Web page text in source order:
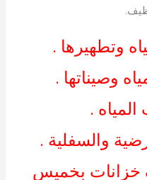
وتطهيرها .
وصيناتها .
.
والسفلية .
بخميس